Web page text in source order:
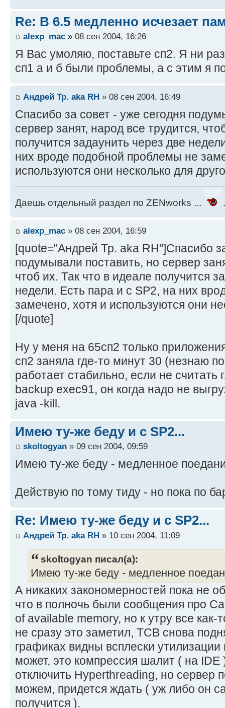
Re: В 6.5 медленно исчезает
alexp_mac » 08 сен 2004, 16:26
Я Вас умоляю, поставьте сп2. Я ни
сп1 а и б были проблемы, а с этим я
Андрей Тр. aka RH » 08 сен 2004, 16:49
Спасибо за совет - уже сегодня
сервер занят, народ все трудится,
получится задаунить через две
них вроде подобной проблемы не
используются они несколько для
Даешь отдельный раздел по ZENworks ...
alexp_mac » 08 сен 2004, 16:59
[quote="Андрей Тр. aka RH"]Спасибо
подумывали поставить, но сервер
чтоб их. Так что в идеале получится
недели. Есть пара и с SP2, на них
замечено, хотя и используются они
[/quote]
Ну у меня на 65сп2 только
сп2 заняла где-то минут 30 (незнаю
работает стабильно, если не считать
backup exec91, он когда надо не
java -kill.
Имею ту-же беду и с SP2...
skoltogyan » 09 сен 2004, 09:59
Имею ту-же беду - медленное
Действую по тому тиду - но пока по
Re: Имею ту-же беду и с SP2...
Андрей Тр. aka RH » 10 сен 2004, 11:09
skoltogyan писал(а):
Имею ту-же беду - медленное
А никаких закономерностей пока не
что в полночь были сообщения про
of available memory, но к утру все как-
не сразу это заметил, ТСВ снова
графиках видны всплески утилизации
может, это компрессия шалит ( на
отключить Hyperthreading, но сервер
можем, придется ждать ( уж либо он
получится ).